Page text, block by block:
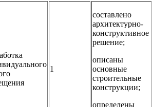
1
составлено
архитектурно-
конструктивное
решение;
описаны
основные
строительные
конструкции;
определены